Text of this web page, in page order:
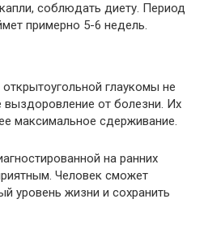
соблюдать диету. Период
примерно 5-6 недель.
глаукомы не
выздоровление от болезни. Их
максимальное сдерживание.
на ранних
Человек сможет
уровень жизни и сохранить